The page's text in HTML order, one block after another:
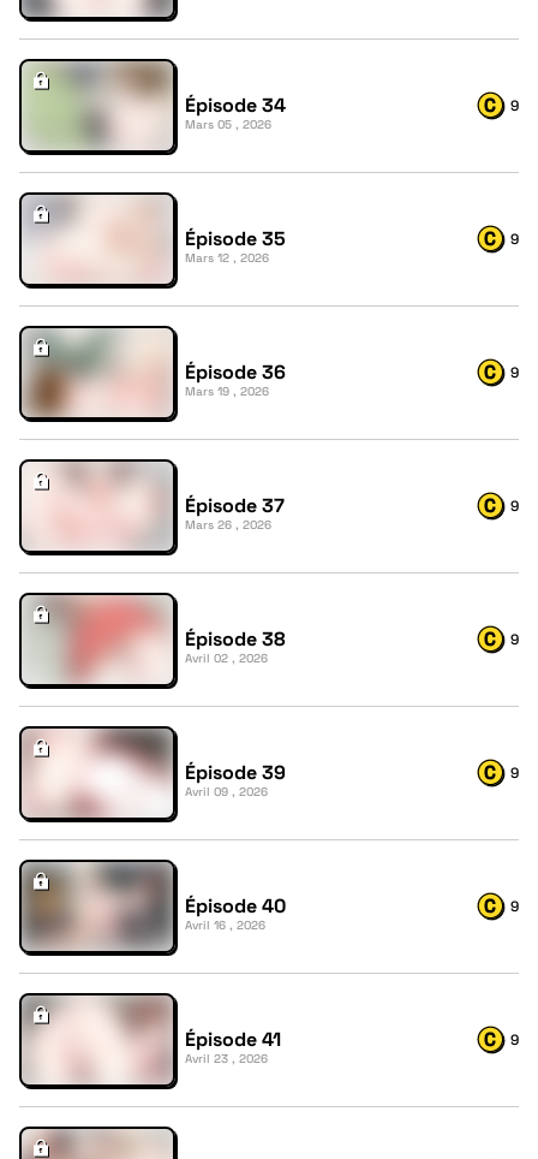
Épisode 34
Mars 05 , 2026
9
Épisode 35
Mars 12 , 2026
9
Épisode 36
Mars 19 , 2026
9
Épisode 37
Mars 26 , 2026
9
Épisode 38
Avril 02 , 2026
9
Épisode 39
Avril 09 , 2026
9
Épisode 40
Avril 16 , 2026
9
Épisode 41
Avril 23 , 2026
9